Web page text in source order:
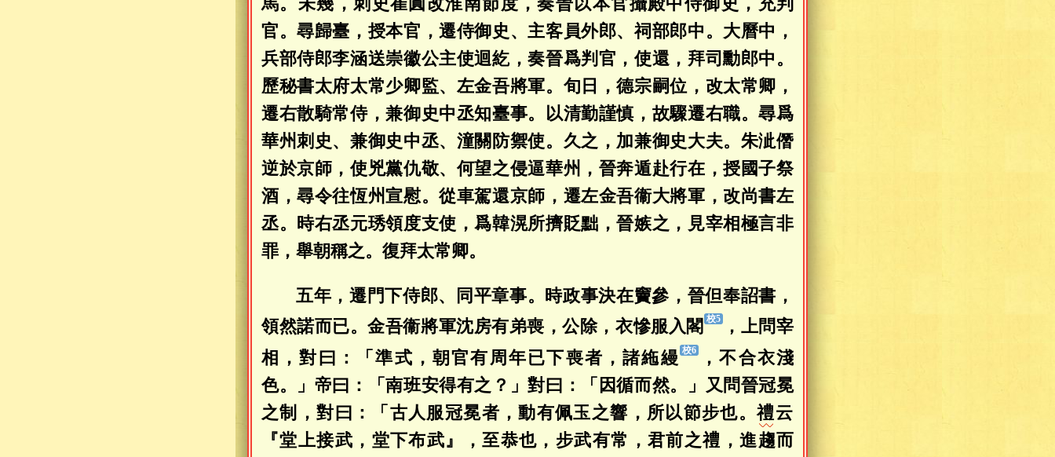
官。尋歸臺，授本官，遷侍御史、主客員外郎、祠部郎中。大曆中，
兵部侍郎李涵送崇徽公主使迴紇，奏晉爲判官，使還，拜司勳郎中。
歷秘書太府太常少卿監、左金吾將軍。旬日，德宗嗣位，改太常卿，
遷右散騎常侍，兼御史中丞知臺事。以清勤謹慎，故驟遷右職。尋爲
華州刺史、兼御史中丞、潼關防禦使。久之，加兼御史大夫。朱泚僭
逆於京師，使兇黨仇敬、何望之侵逼華州，晉奔遁赴行在，授國子祭
酒，尋令往恆州宣慰。從車駕還京師，遷左金吾衞大將軍，改尚書左
丞。時右丞元琇領度支使，爲韓滉所擠貶黜，晉嫉之，見宰相極言非
罪，舉朝稱之。復拜太常卿。
五年，遷門下侍郎、同平章事。時政事決在竇參，晉但奉詔書，
領然諾而已。金吾衞將軍沈房有弟喪，公除，衣慘服入閣
，上問宰
相，對曰：「準式，朝官有周年已下喪者，諸絁縵
，不合衣淺
色。」帝曰：「南班安得有之？」對曰：「因循而然。」又問晉冠冕
之制，對曰：「古人服冠冕者，動有佩玉之響，所以節步也。禮云
『堂上接武，堂下布武』，至恭也，步武有常，君前之禮，進趨而